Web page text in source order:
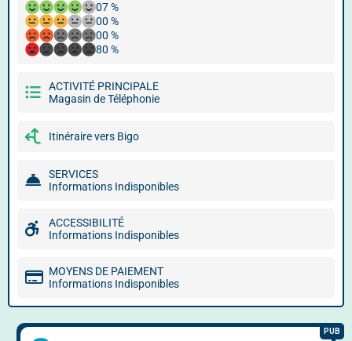
07 %
00 %
00 %
80 %
ACTIVITÉ PRINCIPALE
Magasin de Téléphonie
Itinéraire vers Bigo
SERVICES
Informations Indisponibles
ACCESSIBILITÉ
Informations Indisponibles
MOYENS DE PAIEMENT
Informations Indisponibles